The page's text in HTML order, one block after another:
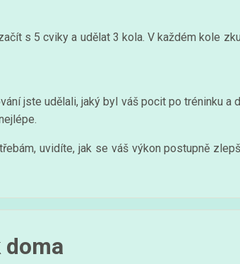
s 5 cviky a udělat 3 kola. V každém kole
jste udělali, jaký byl váš pocit po tréninku a
uvidíte, jak se váš výkon postupně